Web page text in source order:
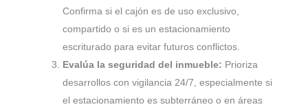
Confirma si el cajón es de uso exclusivo,
compartido o si es un estacionamiento
escriturado para evitar futuros conflictos.
Evalúa la seguridad del inmueble: Prioriza
desarrollos con vigilancia 24/7, especialmente si
el estacionamiento es subterráneo o en áreas